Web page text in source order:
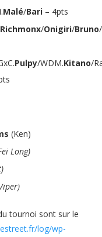
Malé/Bari – 4pts
Richmonx/Onigiri/Bruno/
Pulpy/WDM.Kitano/
(Ken)
Long)
tournoi sont sur le
log/wp-